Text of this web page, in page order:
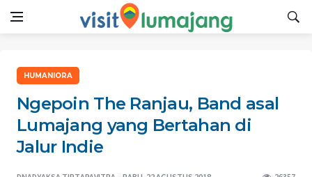
HUMANIORA
Ngepoin The Ranjau, Band asal
Lumajang yang Bertahan di
Jalur Indie